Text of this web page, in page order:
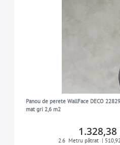
Panou de perete WallFace DECO
mat gri 2,6 m2
2.6 Metru pătrat |